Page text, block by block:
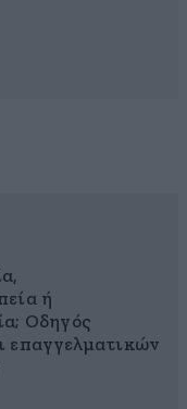
ή
Οδηγός
επαγγελματικών